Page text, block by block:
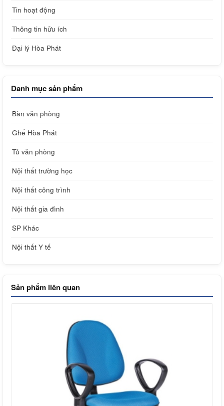
Tin hoạt động
Thông tin hữu ích
Đại lý Hòa Phát
Danh mục sản phẩm
Bàn văn phòng
Ghế Hòa Phát
Tủ văn phòng
Nội thất trường học
Nội thất công trình
Nội thất gia đình
SP Khác
Nội thất Y tế
Sản phẩm liên quan